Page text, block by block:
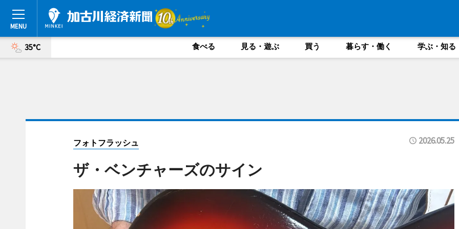
35°C 食べる 見る・遊ぶ 買う 暮らす・働く 学ぶ・知る
フォトフラッシュ 2026.05.25
ザ・ベンチャーズのサイン